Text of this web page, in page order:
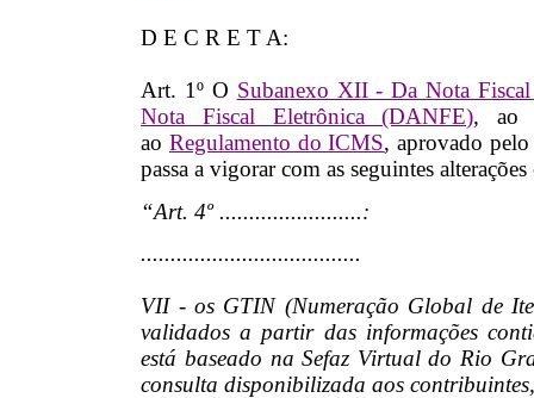
D E C R E T A:
Art. 1º O Subanexo XII - Da Nota
Nota Fiscal Eletrônica (DANFE),
aoRegulamento do ICMS, aprovado
passa a vigorar com as seguintes
“Art. 4º ........................:
.....................................
VII - os GTIN (Numeração Global de
validados a partir das informações
está baseado na Sefaz Virtual do Rio
consulta disponibilizada aos